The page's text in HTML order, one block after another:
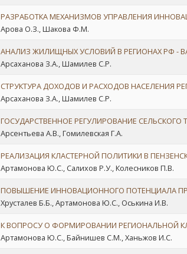
РАЗРАБОТКА МЕХАНИЗМОВ УПРАВЛЕНИЯ
Арова О.З., Шакова Ф.М.
АНАЛИЗ ЖИЛИЩНЫХ УСЛОВИЙ В РЕГИОНАХ РФ -
Арсаханова З.А., Шамилев С.Р.
СТРУКТУРА ДОХОДОВ И РАСХОДОВ НАСЕЛЕНИЯ
Арсаханова З.А., Шамилев С.Р.
ГОСУДАРСТВЕННОЕ РЕГУЛИРОВАНИЕ СЕЛЬСКОГО
Арсентьева А.В., Гомилевская Г.А.
РЕАЛИЗАЦИЯ КЛАСТЕРНОЙ ПОЛИТИКИ В
Артамонова Ю.С., Салихов Р.У., Колесников П.В.
ПОВЫШЕНИЕ ИННОВАЦИОННОГО ПОТЕНЦИАЛА
Хрусталев Б.Б., Артамонова Ю.С., Оськина И.В.
К ВОПРОСУ О ФОРМИРОВАНИИ РЕГИОНАЛЬНОЙ
Артамонова Ю.С., Байнишев С.М., Ханьжов И.С.